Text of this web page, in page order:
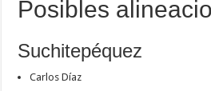
Posibles
Suchitepéquez
Carlos Díaz